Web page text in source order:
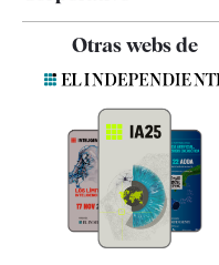
Quiénes somos
Especificaciones
Otras webs de